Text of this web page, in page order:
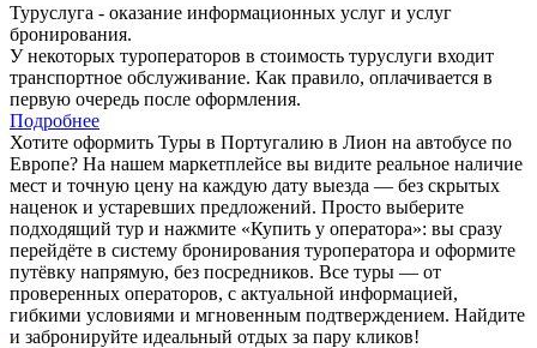
Туруслуга - оказание информационных услуг и услуг
бронирования.
У некоторых туроператоров в стоимость туруслуги входит
транспортное обслуживание. Как правило, оплачивается в
первую очередь после оформления.
Подробнее
Хотите оформить Туры в Португалию в Лион на автобусе по
Европе? На нашем маркетплейсе вы видите реальное наличие
мест и точную цену на каждую дату выезда — без скрытых
наценок и устаревших предложений. Просто выберите
подходящий тур и нажмите «Купить у оператора»: вы сразу
перейдёте в систему бронирования туроператора и оформите
путёвку напрямую, без посредников. Все туры — от
проверенных операторов, с актуальной информацией,
гибкими условиями и мгновенным подтверждением. Найдите
и забронируйте идеальный отдых за пару кликов!